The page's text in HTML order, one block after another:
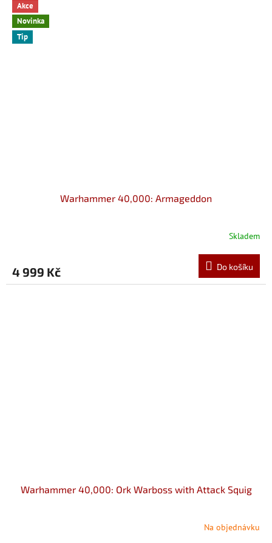
Akce
Novinka
Tip
Warhammer 40,000: Armageddon
Skladem
4 999 Kč Do košíku
Warhammer 40,000: Ork Warboss with Attack Squig
Na objednávku